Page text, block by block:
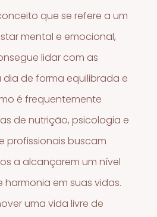
que se refere a um
mental e emocional,
lidar com as
dia de forma equilibrada e
é frequentemente
de nutrição, psicologia e
profissionais buscam
a alcançarem um nível
em suas vidas.
uma vida livre de